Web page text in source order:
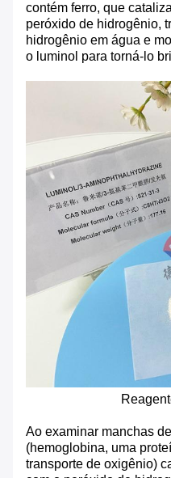
contém ferro, que
peróxido de hidrogênio,
hidrogênio em água e
o luminol para torná-lo
Ao examinar manchas
(hemoglobina, uma
transporte de oxigênio)